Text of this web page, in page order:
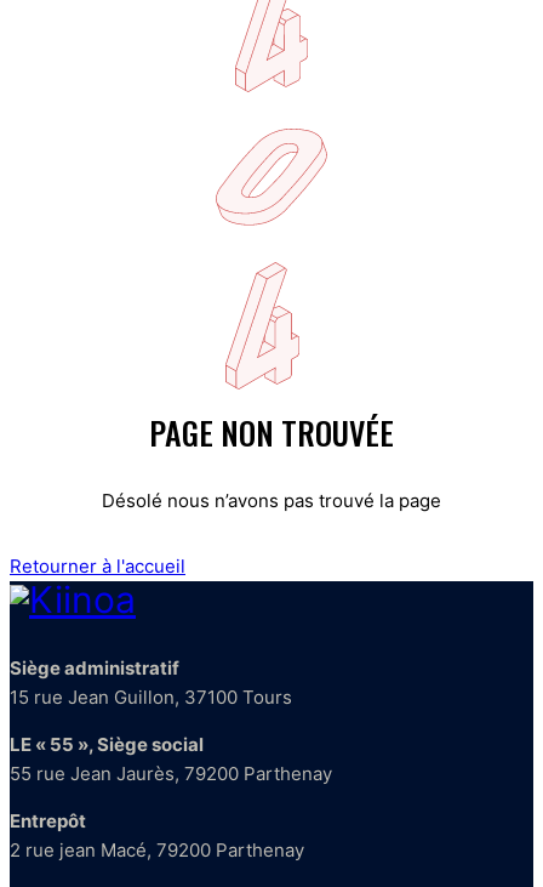
PAGE NON TROUVÉE
Désolé nous n’avons pas trouvé la page
Retourner à l'accueil
Siège administratif
15 rue Jean Guillon, 37100 Tours
LE « 55 », Siège social
55 rue Jean Jaurès, 79200 Parthenay
Entrepôt
2 rue jean Macé, 79200 Parthenay